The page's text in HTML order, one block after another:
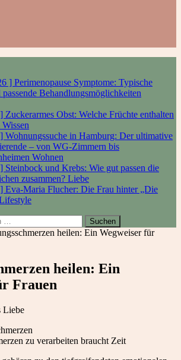
] Perimenopause Symptome: Typische
Behandlungsmöglichkeiten
Zuckerarmes Obst: Welche Früchte enthalten
Wissen
Wohnungssuche in Hamburg: Der ultimative
– von WG-Zimmern bis
Wohnen
Steinbock und Krebs: Wie gut passen die
zusammen? Liebe
Eva-Maria Flucher: Die Frau hinter „Die
heilen: Ein Wegweiser für
heilen: Ein
Frauen
Liebe
zu verarbeiten braucht Zeit